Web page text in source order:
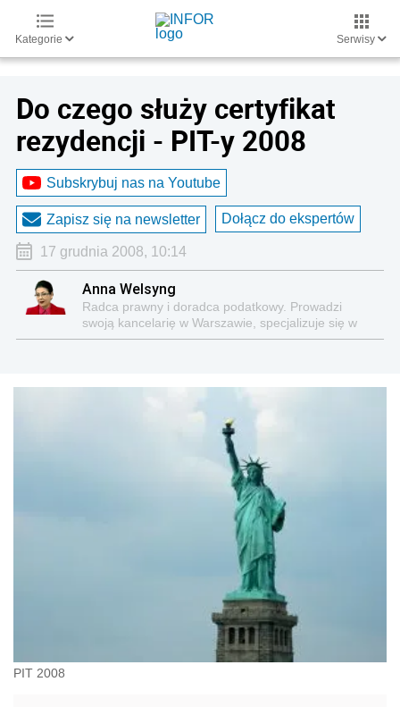
Kategorie Serwisy
Do czego służy certyfikat
rezydencji - PIT-y 2008
Subskrybuj nas na Youtube
Zapisz się na newsletter Dołącz do ekspertów
17 grudnia 2008, 10:14
Anna Welsyng
Radca prawny i doradca podatkowy. Prowadzi
swoją kancelarię w Warszawie, specjalizuje się w
kompleksowej obsłudze podatkowo-księgowej firm i
PIT 2008